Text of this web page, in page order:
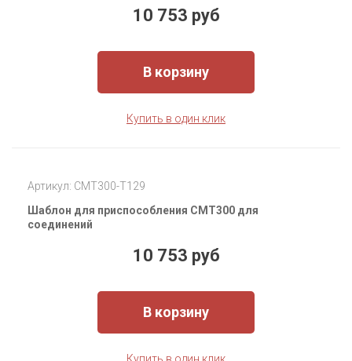
10 753 руб
В корзину
Купить в один клик
Артикул: CMT300-T129
Шаблон для приспособления CMT300 для
соединений
10 753 руб
В корзину